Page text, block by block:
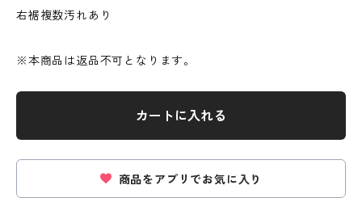
右裾複数汚れあり
※本商品は返品不可となります。
カートに入れる
商品をアプリでお気に入り